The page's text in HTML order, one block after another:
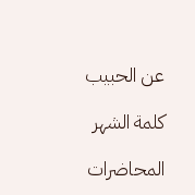
Footer menu
عن الحبيب
كلمة الشهر
المحاضرات